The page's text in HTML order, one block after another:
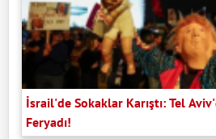
İsrail'de Sokaklar Karıştı: Tel
Feryadı!